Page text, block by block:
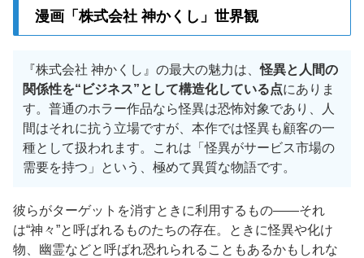
漫画「株式会社 神かくし」世界観
『株式会社 神かくし』の最大の魅力は、怪異と人間の
関係性を“ビジネス”として構造化している点にありま
す。普通のホラー作品なら怪異は恐怖対象であり、人
間はそれに抗う立場ですが、本作では怪異も顧客の一
種として扱われます。これは「怪異がサービス市場の
需要を持つ」という、極めて異質な物語です。
彼らがターゲットを消すときに利用するもの——それ
は“神々”と呼ばれるものたちの存在。ときに怪異や化け
物、幽霊などと呼ばれ恐れられることもあるかもしれな